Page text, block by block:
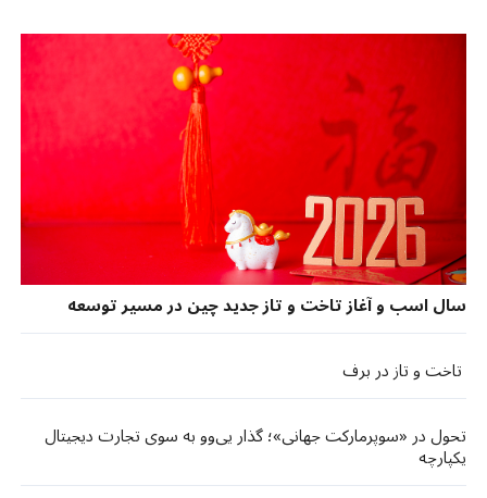
سال اسب و آغاز تاخت ‌و تاز جدید چین در مسیر توسعه
تاخت و تاز در برف
تحول در «سوپرمارکت جهانی»؛ گذار یی‌وو به سوی تجارت دیجیتال
یکپارچه